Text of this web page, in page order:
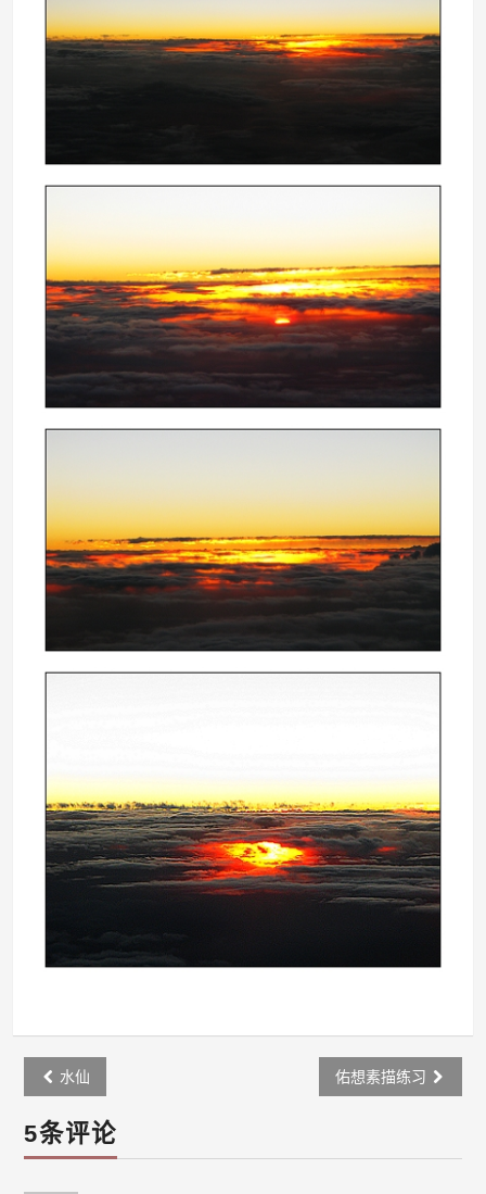
Post
navigation
水仙 佑想素描练习
5条评论